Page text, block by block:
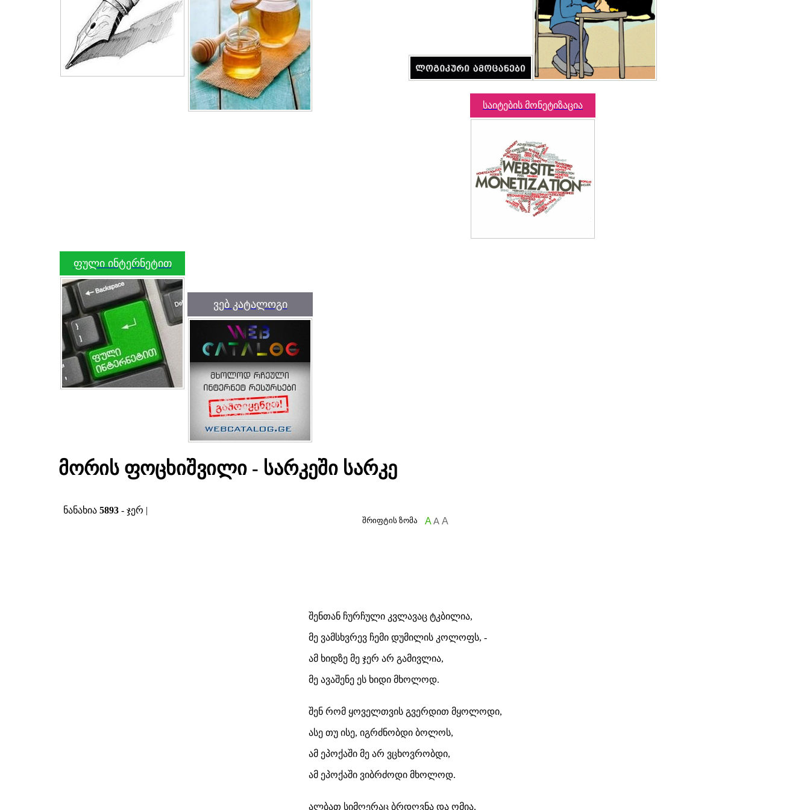
საიტების მონეტიზაცია
ფული ინტერნეტით
ვებ კატალოგი
მორის ფოცხიშვილი - სარკეში სარკე
ნანახია 5893 - ჯერ |
შრიფტის ზომა A A A
შენთან ჩურჩული კვლავაც ტკბილია,
მე ვამსხვრევ ჩემი დუმილის კოლოფს, -
ამ ხიდზე მე ჯერ არ გამივლია,
მე ავაშენე ეს ხიდი მხოლოდ.
შენ რომ ყოველთვის გვერდით მყოლოდი,
ასე თუ ისე, იგრძნობდი ბოლოს,
ამ ეპოქაში მე არ ვცხოვრობდი,
ამ ეპოქაში ვიბრძოდი მხოლოდ.
ალბათ სიმღერაც ბრდღვნა და ომია,